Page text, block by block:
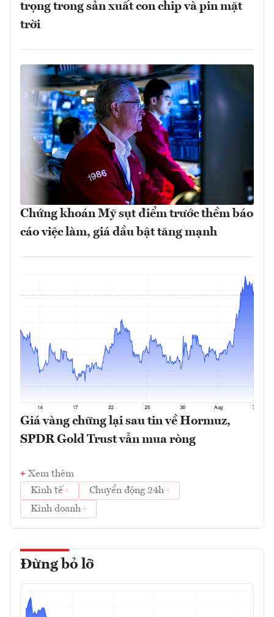
trọng trong sản xuất con chip và pin mặt
trời
Chứng khoán Mỹ sụt điểm trước thềm báo
cáo việc làm, giá dầu bật tăng mạnh
Giá vàng chững lại sau tin về Hormuz,
SPDR Gold Trust vẫn mua ròng
Xem thêm
Kinh tế
Chuyển động 24h
Kinh doanh
Đừng bỏ lỡ